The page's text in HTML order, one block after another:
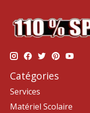
Catégories
Services
Matériel Scolaire